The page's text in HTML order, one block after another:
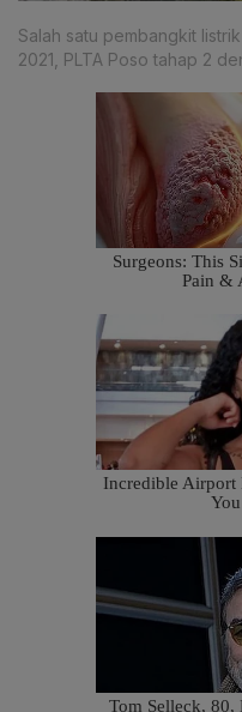
Salah satu pembangkit
2021, PLTA Poso tahap 2